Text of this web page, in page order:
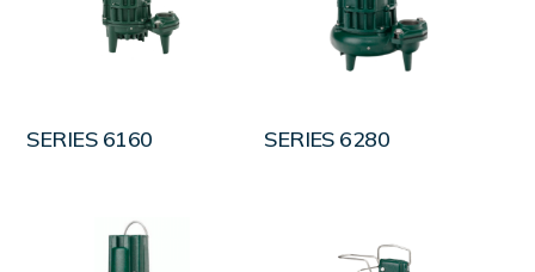
SERIES 6160 SERIES 6280